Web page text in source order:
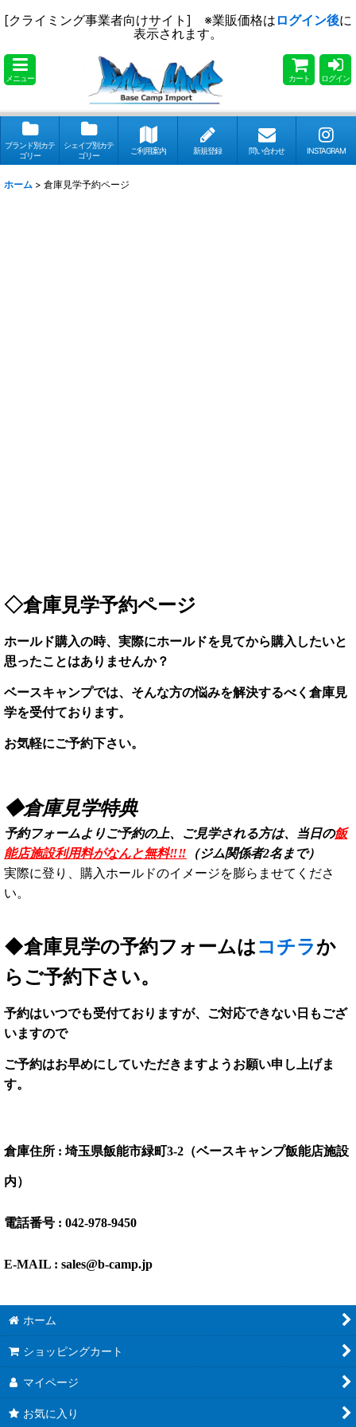
[クライミング事業者向けサイト] ※業販価格は ログイン後に
表示されます。
メニュー カート ログイン
ブランド別カテ
ゴリー
シェイプ別カテ
ゴリー
ご利用案内 新規登録 問い合わせ INSTAGRAM
ホーム > 倉庫見学予約ページ
◇倉庫見学予約ページ
ホールド購入の時、実際にホールドを見てから購入したいと
思ったことはありませんか？
ベースキャンプでは、そんな方の悩みを解決するべく倉庫見
学を受付ております。
お気軽にご予約下さい。
◆倉庫見学特典
予約フォームよりご予約の上、ご見学される方は、 当日の飯
能店施設利用料がなんと無料‼‼ （ジム関係者2名まで）
実際に登り、購入ホールドのイメージを膨らませてくださ
い。
◆倉庫見学の予約フォームはコチラか
らご予約下さい。
予約はいつでも受付ておりますが、ご対応できない日もござ
いますので
ご予約はお早めにしていただきますようお願い申し上げま
す。
倉庫住所 : 埼玉県飯能市緑町3-2（ベースキャンプ飯能店施設
内）
電話番号 : 042-978-9450
E-MAIL : sales@b-camp.jp
ホーム
ショッピングカート
マイページ
お気に入り